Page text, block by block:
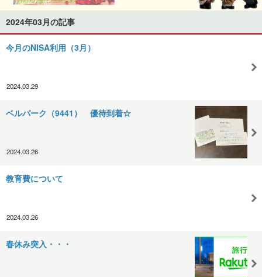
2024年03月の記事
今月のNISA利用（3月）
2024.03.29
ベルパーク（9441） 優待到着☆
2024.03.26
教育費について
2024.03.26
春休み突入・・・